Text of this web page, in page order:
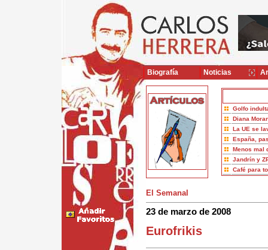
Golfo
Diana
La UE se
España,
Menos mal
Jandrín y
Café para
El Semanal
23 de marzo de 2008
Eurofrikis
Biografía Noticias